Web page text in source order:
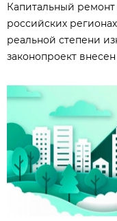
Капитальный
российских
реальной степени
законопроект